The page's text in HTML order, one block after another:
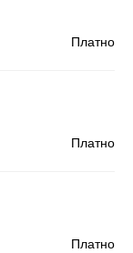
Платно
Платно
Платно